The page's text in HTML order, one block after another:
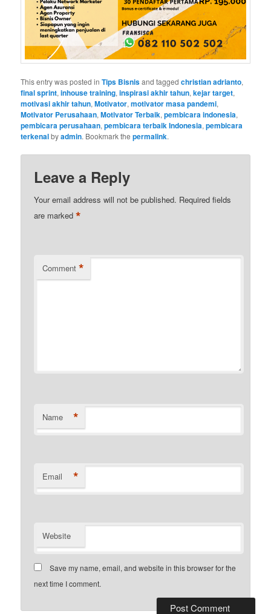
This entry was posted inTips Bisnisand taggedchristian adrianto,
final sprint,inhouse training,inspirasi akhir tahun,kejar target,
motivasi akhir tahun,Motivator,motivator masa pandemi,
Motivator Perusahaan,Motivator Terbaik,pembicara indonesia,
pembicara perusahaan,pembicara terbaik Indonesia,pembicara
terkenalbyadmin. Bookmark thepermalink.
Leave a Reply
Your email address will not be published. Required fields
are marked*
Comment *
Name *
Email *
Website
Save my name, email, and website in this browser for the
next time I comment.